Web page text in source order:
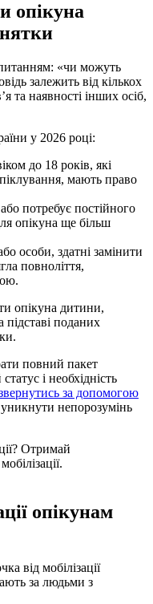
опікуна
«чи можуть
залежить від кількох
та наявності інших осіб,
у 2026 році:
до 18 років, які
мають право
потребує постійного
опікуна ще більш
особи, здатні замінити
повноліття,
опікуна дитини,
поданих
повний пакет
і необхідність
за допомогою
непорозумінь
Отримай
опікунам
від мобілізації
за людьми з